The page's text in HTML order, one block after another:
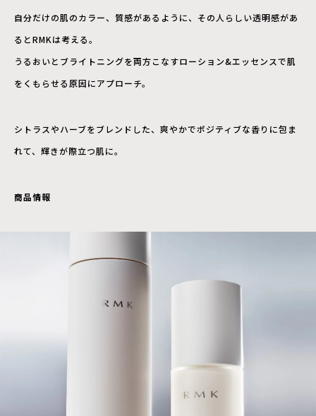
自分だけの肌のカラー、質感があるように、その人らしい透明感があ
るとRMKは考える。
うるおいとブライトニングを両方こなすローション&エッセンスで肌
をくもらせる原因にアプローチ。
シトラスやハーブをブレンドした、爽やかでポジティブな香りに包ま
れて、輝きが際立つ肌に。
商品情報